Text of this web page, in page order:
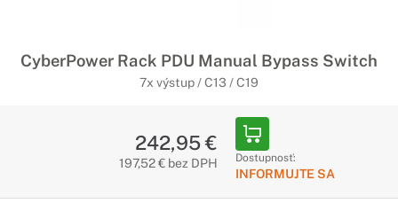
CyberPower Rack PDU Manual Bypass Switch
7x výstup / C13 / C19
242,95 €
197,52 € bez DPH Dostupnosť:
INFORMUJTE SA